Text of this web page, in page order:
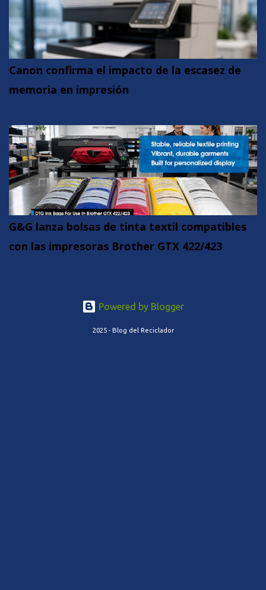
Canon confirma el impacto de la escasez de
memoria en impresión
G&G lanza bolsas de tinta textil compatibles
con las impresoras Brother GTX 422/423
Powered by Blogger
2025 - Blog del Reciclador